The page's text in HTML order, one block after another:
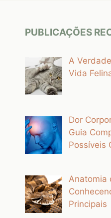
PUBLICAÇÕES
A
Vida
Dor
Guia
Possíveis
Anatomia
Principais